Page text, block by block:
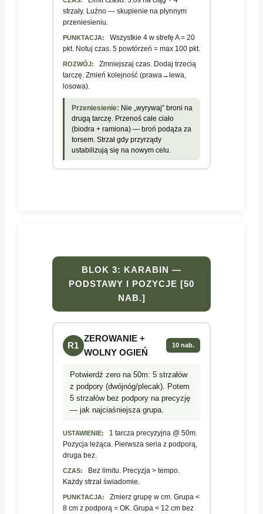
strzały. Luźno — skupienie na płynnym
przeniesieniu.
PUNKTACJA:
Wszystkie 4 w strefę A = 20
pkt. Notuj czas. 5 powtórzeń = max 100 pkt.
ROZWÓJ:
Zmniejszaj czas. Dodaj trzecią
tarczę. Zmień kolejność (prawa→lewa,
losowa).
Przeniesienie: Nie „wyrywaj” broni na
drugą tarczę. Przenoś całe ciało
(biodra + ramiona) — broń podąża za
torsem. Strzał gdy przyrządy
ustabilizują się na nowym celu.
BLOK 3: KARABIN —
PODSTAWY I POZYCJE [50
NAB.]
R1
ZEROWANIE +
WOLNY OGIEŃ
10 nab.
Potwierdź zero na 50m: 5 strzałów
z podpory (dwójnóg/plecak). Potem
5 strzałów bez podpory na precyzję
— jak najciaśniejsza grupa.
USTAWIENIE:
1 tarcza precyzyjna @ 50m.
Pozycja leżąca. Pierwsza seria z podporą,
druga bez.
CZAS:
Bez limitu. Precyzja > tempo.
Każdy strzał świadomie.
PUNKTACJA:
Zmierz grupę w cm. Grupa <
8 cm z podporą = OK. Grupa < 12 cm bez